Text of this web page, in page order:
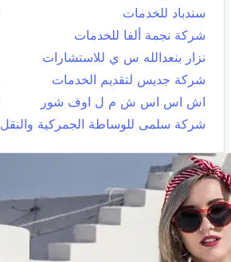
سندباد للخدمات
شركة نجمة ألفا للخدمات
نزار بنعدالله س ي للاستشارات
شركة جديس لتقديم الخدمات
اش اس اس ش م ل اوف شور
شركة سلمى للوساطة الجمركية والنقل